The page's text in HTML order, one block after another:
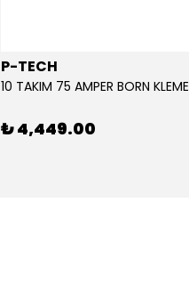
P-TECH
₺ 4,449.00